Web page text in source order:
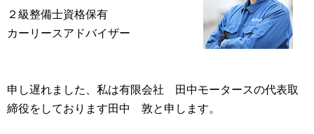
２級整備士資格保有
カーリースアドバイザー
申し遅れました、私は有限会社 田中モータースの代表取
締役をしております田中 敦と申します。